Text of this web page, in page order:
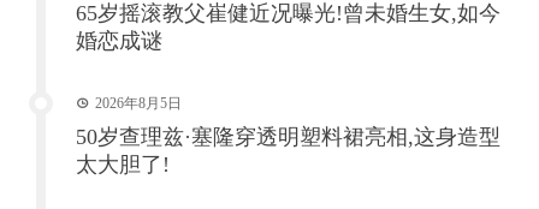
65岁摇滚教父崔健近况曝光!曾未婚生女,如今
婚恋成谜
2026年8月5日
50岁查理兹·塞隆穿透明塑料裙亮相,这身造型
太大胆了!